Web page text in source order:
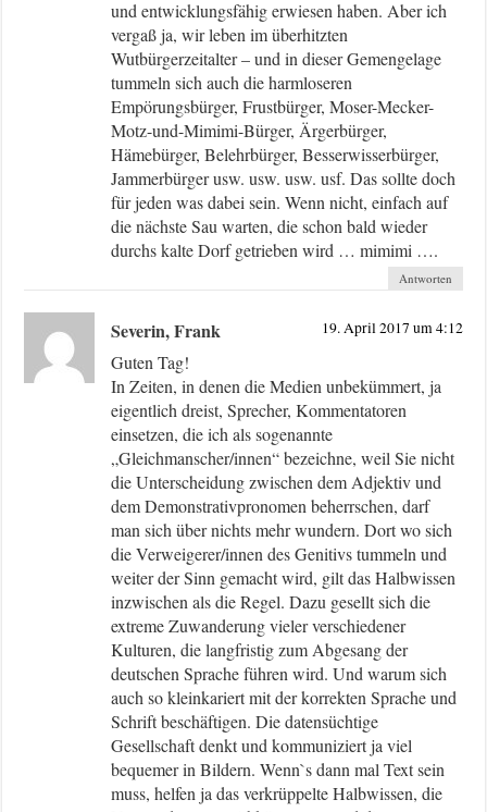
und entwicklungsfähig erwiesen haben. Aber ich
vergaß ja, wir leben im überhitzten
Wutbürgerzeitalter – und in dieser Gemengelage
tummeln sich auch die harmloseren
Empörungsbürger, Frustbürger, Moser-Mecker-
Motz-und-Mimimi-Bürger, Ärgerbürger,
Hämebürger, Belehrbürger, Besserwisserbürger,
Jammerbürger usw. usw. usw. usf. Das sollte doch
für jeden was dabei sein. Wenn nicht, einfach auf
die nächste Sau warten, die schon bald wieder
durchs kalte Dorf getrieben wird … mimimi ….
Antworten
Severin, Frank 19. April 2017 um 4:12
Guten Tag!
In Zeiten, in denen die Medien unbekümmert, ja
eigentlich dreist, Sprecher, Kommentatoren
einsetzen, die ich als sogenannte
„Gleichmanscher/innen“ bezeichne, weil Sie nicht
die Unterscheidung zwischen dem Adjektiv und
dem Demonstrativpronomen beherrschen, darf
man sich über nichts mehr wundern. Dort wo sich
die Verweigerer/innen des Genitivs tummeln und
weiter der Sinn gemacht wird, gilt das Halbwissen
inzwischen als die Regel. Dazu gesellt sich die
extreme Zuwanderung vieler verschiedener
Kulturen, die langfristig zum Abgesang der
deutschen Sprache führen wird. Und warum sich
auch so kleinkariert mit der korrekten Sprache und
Schrift beschäftigen. Die datensüchtige
Gesellschaft denkt und kommuniziert ja viel
bequemer in Bildern. Wenn`s dann mal Text sein
muss, helfen ja das verkrüppelte Halbwissen, die